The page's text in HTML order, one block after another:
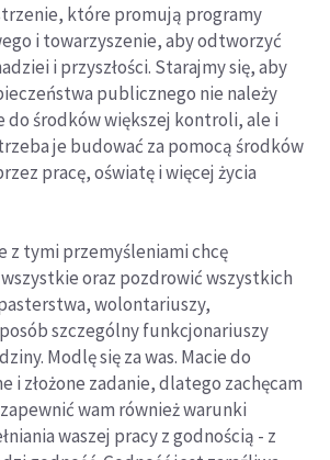
które promują programy
i towarzyszenie, aby odtworzyć
i przyszłości. Starajmy się, aby
publicznego nie należy
do środków większej kontroli, ale i
je budować za pomocą środków
pracę, oświatę i więcej życia
z tymi przemyśleniami chcę
wszystkie oraz pozdrowić wszystkich
wolontariuszy,
szczególny funkcjonariuszy
Modlę się za was. Macie do
i złożone zadanie, dlatego zachęcam
wam również warunki
waszej pracy z godnością - z